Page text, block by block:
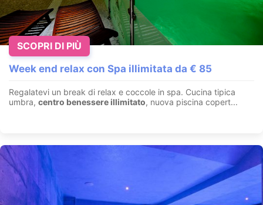
Week end relax con Spa illimitata da € 85
Regalatevi un break di relax e coccole in spa. Cucina tipica
umbra, centro benessere illimitato, nuova piscina copert...
SCOPRI DI PIÙ